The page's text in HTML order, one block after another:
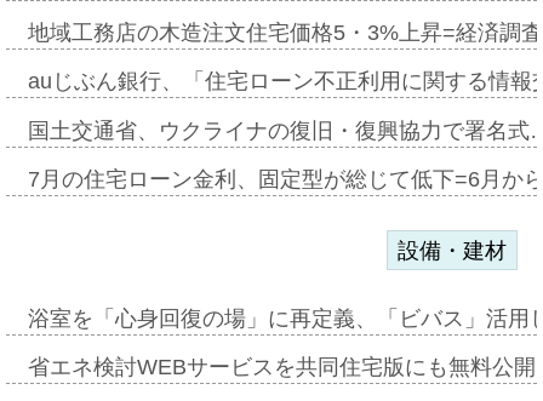
地域工務店の木造注文住宅価格5・3%上昇=経済調
auじぶん銀行、「住宅ローン不正利用に関する情
国土交通省、ウクライナの復旧・復興協力で署名
7月の住宅ローン金利、固定型が総じて低下=6月か
設備・建材
浴室を「心身回復の場」に再定義、「ビバス」活
省エネ検討WEBサービスを共同住宅版にも無料公